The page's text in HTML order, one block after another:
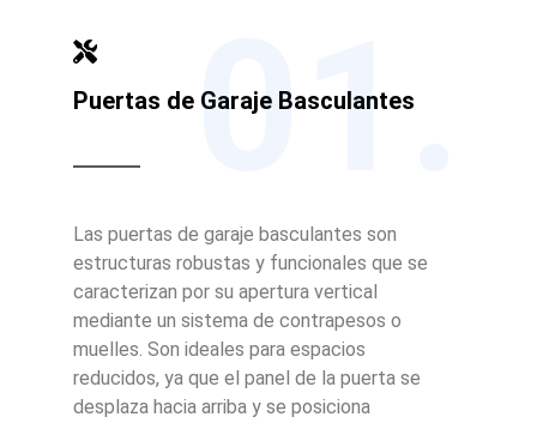
Puertas de Garaje Basculantes
01.
Las puertas de garaje basculantes son
estructuras robustas y funcionales que se
caracterizan por su apertura vertical
mediante un sistema de contrapesos o
muelles. Son ideales para espacios
reducidos, ya que el panel de la puerta se
desplaza hacia arriba y se posiciona